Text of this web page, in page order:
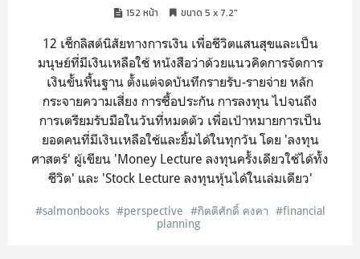
152 หน้า ขนาด 5 x 7.2"
12 เช็กลิสต์นิสัยทางการเงิน เพื่อชีวิตแสนสุขและเป็น
มนุษย์ที่มีเงินเหลือใช้ หนังสือว่าด้วยแนวคิดการจัดการ
เงินขั้นพื้นฐาน ตั้งแต่จดบันทึกรายรับ-รายจ่าย หลัก
กระจายความเสี่ยง การซื้อประกัน การลงทุน ไปจนถึง
การเตรียมรับมือในวันที่หมดตัว เพื่อเป้าหมายการเป็น
ยอดคนที่มีเงินเหลือใช้และยิ้มได้ในทุกวัน โดย 'ลงทุน
ศาสตร์' ผู้เขียน 'Money Lecture ลงทุนครั้งเดียวใช้ได้ทั้ง
ชีวิต' และ 'Stock Lecture ลงทุนหุ้นได้ในเล่มเดียว'
#salmonbooks #perspective #กิตติศักดิ์ คงคา #financial
planning